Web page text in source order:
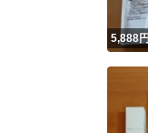
5,888円